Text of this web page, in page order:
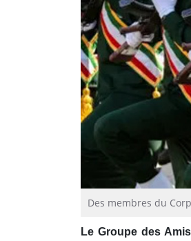
Des membres du
Le Groupe des